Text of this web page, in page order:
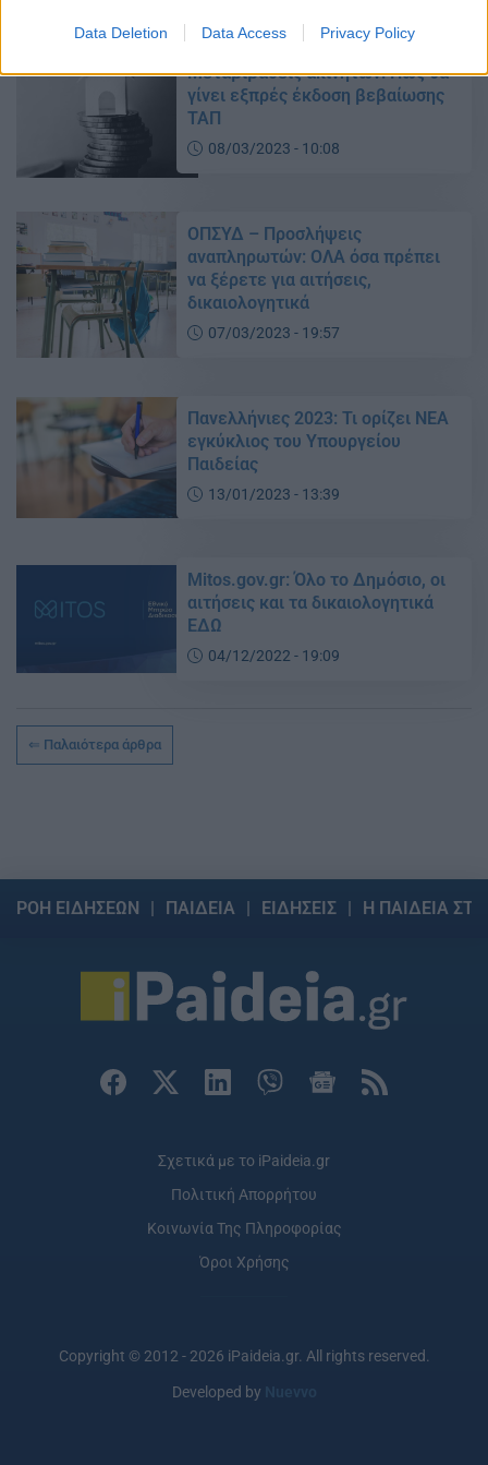
Data Deletion Data Access Privacy Policy
Μεταβιβάσεις ακινήτων: Πώς θα
γίνει εξπρές έκδοση βεβαίωσης
ΤΑΠ
08/03/2023 - 10:08
ΟΠΣΥΔ – Προσλήψεις
αναπληρωτών: ΟΛΑ όσα πρέπει
να ξέρετε για αιτήσεις,
δικαιολογητικά
07/03/2023 - 19:57
Πανελλήνιες 2023: Τι ορίζει ΝΕΑ
εγκύκλιος του Υπουργείου
Παιδείας
13/01/2023 - 13:39
Mitos.gov.gr: Όλο το Δημόσιο, οι
αιτήσεις και τα δικαιολογητικά
ΕΔΩ
04/12/2022 - 19:09
Παλαιότερα άρθρα
ΡΟΗ ΕΙΔΗΣΕΩΝ ΠΑΙΔΕΙΑ ΕΙΔΗΣΕΙΣ Η ΠΑΙΔΕΙΑ
Σχετικά με το iPaideia.gr
Πολιτική Απορρήτου
Κοινωνία Της Πληροφορίας
Όροι Χρήσης
Copyright © 2012 - 2026 iPaideia.gr. All rights reserved.
Developed by